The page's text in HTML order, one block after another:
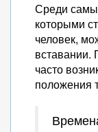
Среди
которыми
человек,
вставании.
часто
положения